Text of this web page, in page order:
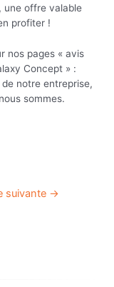
une offre valable
profiter !
nos pages « avis
Concept » :
notre entreprise,
sommes.
suivante →